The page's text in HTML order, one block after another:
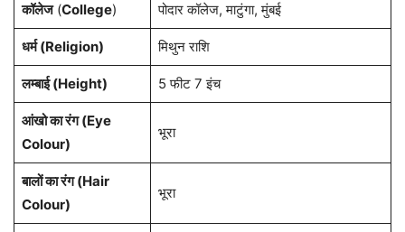
कॉलेज(College) पोदार कॉलेज, माटुंगा, मुंबई
धर्म (Religion) मिथुन राशि
लम्बाई (Height) 5 फीट 7 इंच
आंखो का रंग (Eye
Colour)
भूरा
बालों का रंग (Hair
Colour)
भूरा